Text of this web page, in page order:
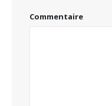
Commentaire